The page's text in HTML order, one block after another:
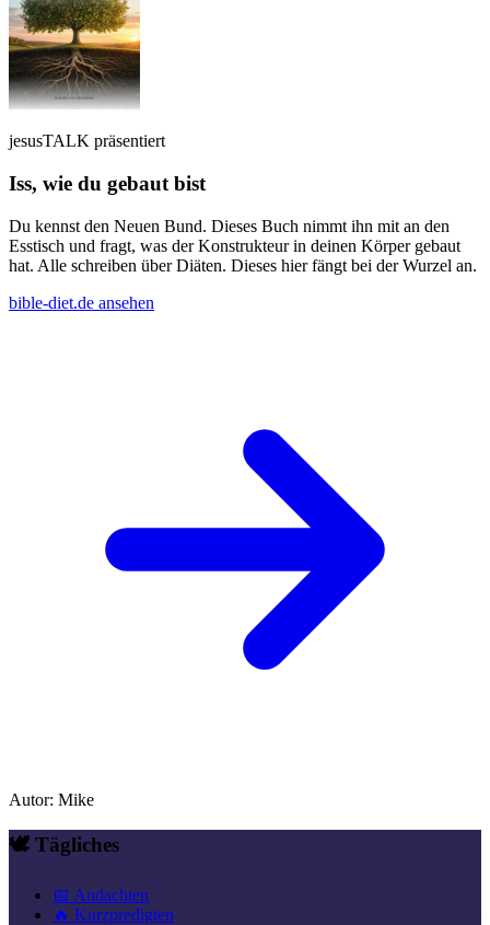
jesusTALK präsentiert
Iss, wie du gebaut bist
Du kennst den Neuen Bund. Dieses Buch nimmt ihn mit an den
Esstisch und fragt, was der Konstrukteur in deinen Körper gebaut
hat. Alle schreiben über Diäten. Dieses hier fängt bei der Wurzel an.
bible-diet.de ansehen
Autor: Mike
🕊️ Tägliches
📅 Andachten
🔥 Kurzpredigten